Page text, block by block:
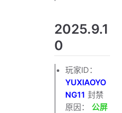
2025.9.1
0
玩家ID：
YUXIAOYO
NG11 封禁
原因： 公屏